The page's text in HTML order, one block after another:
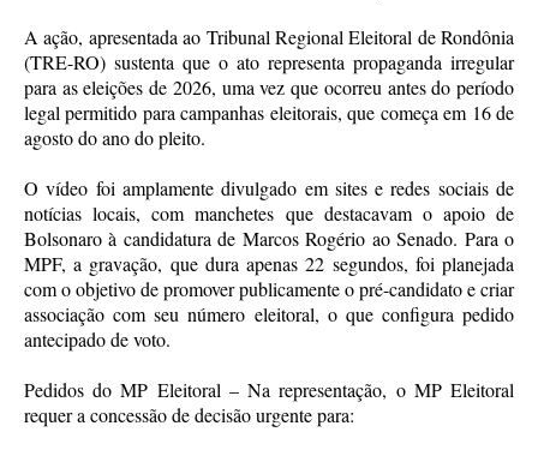
A ação, apresentada ao Tribunal Regional Eleitoral de Rondônia
(TRE-RO) sustenta que o ato representa propaganda irregular
para as eleições de 2026, uma vez que ocorreu antes do período
legal permitido para campanhas eleitorais, que começa em 16 de
agosto do ano do pleito.
O vídeo foi amplamente divulgado em sites e redes sociais de
notícias locais, com manchetes que destacavam o apoio de
Bolsonaro à candidatura de Marcos Rogério ao Senado. Para o
MPF, a gravação, que dura apenas 22 segundos, foi planejada
com o objetivo de promover publicamente o pré-candidato e criar
associação com seu número eleitoral, o que configura pedido
antecipado de voto.
Pedidos do MP Eleitoral – Na representação, o MP Eleitoral
requer a concessão de decisão urgente para: